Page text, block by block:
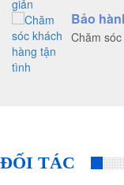
Bảo
Chăm
ĐỐI TÁC